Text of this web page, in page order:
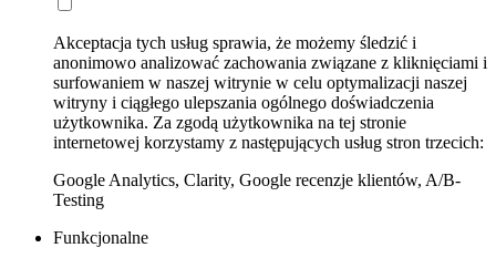
Akceptacja tych usług sprawia, że możemy śledzić i
anonimowo analizować zachowania związane z kliknięciami i
surfowaniem w naszej witrynie w celu optymalizacji naszej
witryny i ciągłego ulepszania ogólnego doświadczenia
użytkownika. Za zgodą użytkownika na tej stronie
internetowej korzystamy z następujących usług stron trzecich:
Google Analytics, Clarity, Google recenzje klientów, A/B-
Testing
Funkcjonalne